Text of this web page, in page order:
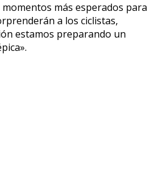
más esperados para
a los ciclistas,
estamos preparando un